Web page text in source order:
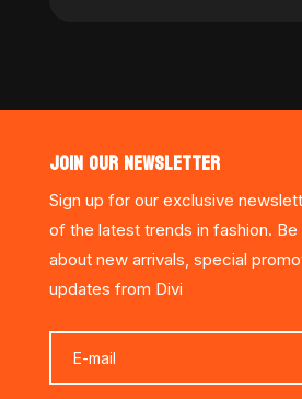
JOIN OUR NEWSLETTER
Sign up for our exclusive
of the latest trends in fashion.
about new arrivals, special
updates from Divi